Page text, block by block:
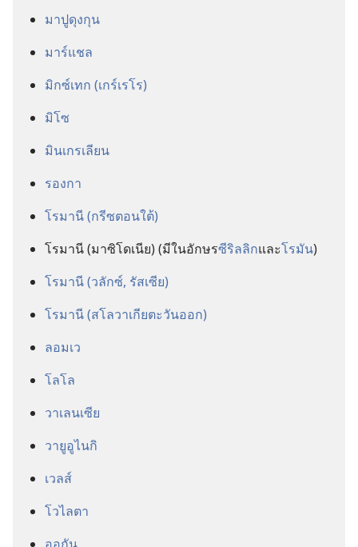
มาปูดุงกุน
มาร์แชล
มิกซ์เทก (เกร์เรโร)
มิโซ
มินเกรเลียน
รองกา
โรมานี (กรีซ​ตอน​ใต้)
โรมานี (มาซิโดเนีย) (มี​ใน​อักษร​ซีริลลิก​และ​โรมัน)
โรมานี (วลักซ์, รัสเซีย)
โรมานี (สโลวาเกีย​ตะวัน​ออก)
ลอมเว
โลโล
วาเลนเซีย
วายูอูไนกิ
เวลส์
โวไลตา